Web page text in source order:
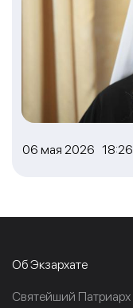
06 мая 2026 18:26
Об Экзархате
Cвятейший Патриарх